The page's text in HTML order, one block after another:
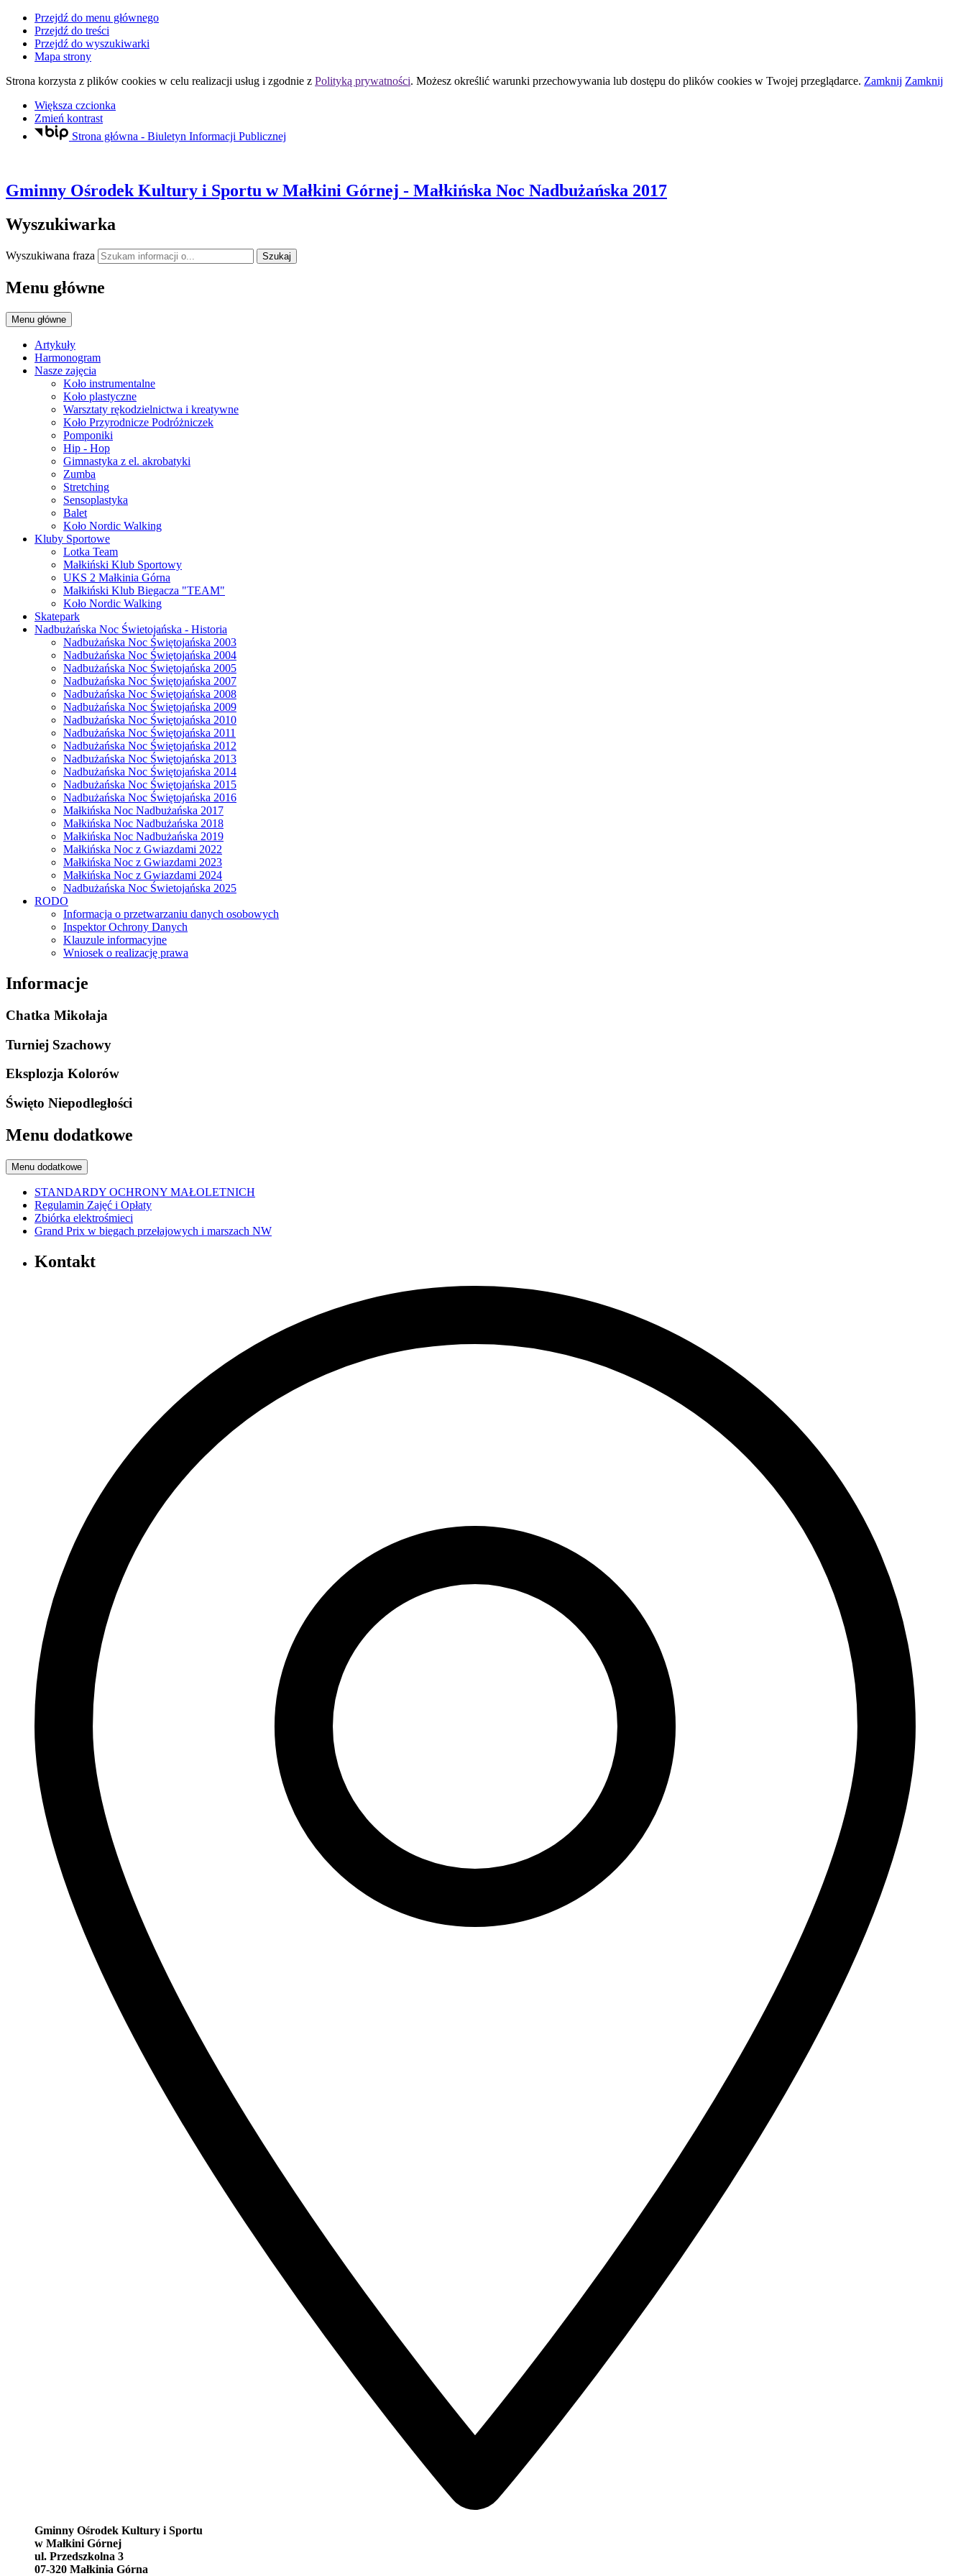
Przejdź do menu głównego
Przejdź do treści
Przejdź do wyszukiwarki
Mapa strony
Strona korzysta z plików cookies w celu realizacji usług i zgodnie z Polityką prywatności. Możesz określić warunki przechowywania lub dostępu do plików cookies w Twojej przeglądarce. Zamknij Zamknij
Większa czcionka
Zmień kontrast
Strona główna - Biuletyn Informacji Publicznej
Gminny Ośrodek Kultury i Sportu w Małkini Górnej - Małkińska Noc Nadbużańska 2017
Wyszukiwarka
Wyszukiwana fraza Szukaj
Menu główne
Menu główne
Artykuły
Harmonogram
Nasze zajęcia
Koło instrumentalne
Koło plastyczne
Warsztaty rękodzielnictwa i kreatywne
Koło Przyrodnicze Podróżniczek
Pomponiki
Hip - Hop
Gimnastyka z el. akrobatyki
Zumba
Stretching
Sensoplastyka
Balet
Koło Nordic Walking
Kluby Sportowe
Lotka Team
Małkiński Klub Sportowy
UKS 2 Małkinia Górna
Małkiński Klub Biegacza "TEAM"
Koło Nordic Walking
Skatepark
Nadbużańska Noc Świetojańska - Historia
Nadbużańska Noc Świętojańska 2003
Nadbużańska Noc Świętojańska 2004
Nadbużańska Noc Świętojańska 2005
Nadbużańska Noc Świętojańska 2007
Nadbużańska Noc Świętojańska 2008
Nadbużańska Noc Świętojańska 2009
Nadbużańska Noc Świętojańska 2010
Nadbużańska Noc Świętojańska 2011
Nadbużańska Noc Świętojańska 2012
Nadbużańska Noc Świętojańska 2013
Nadbużańska Noc Świętojańska 2014
Nadbużańska Noc Świętojańska 2015
Nadbużańska Noc Świętojańska 2016
Małkińska Noc Nadbużańska 2017
Małkińska Noc Nadbużańska 2018
Małkińska Noc Nadbużańska 2019
Małkińska Noc z Gwiazdami 2022
Małkińska Noc z Gwiazdami 2023
Małkińska Noc z Gwiazdami 2024
Nadbużańska Noc Świetojańska 2025
RODO
Informacja o przetwarzaniu danych osobowych
Inspektor Ochrony Danych
Klauzule informacyjne
Wniosek o realizację prawa
Informacje
Chatka Mikołaja
Turniej Szachowy
Eksplozja Kolorów
Święto Niepodległości
Menu dodatkowe
Menu dodatkowe
STANDARDY OCHRONY MAŁOLETNICH
Regulamin Zajęć i Opłaty
Zbiórka elektrośmieci
Grand Prix w biegach przełajowych i marszach NW
Kontakt
Gminny Ośrodek Kultury i Sportu
w Małkini Górnej
ul. Przedszkolna 3
07-320 Małkinia Górna